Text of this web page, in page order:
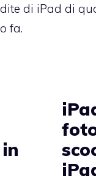
di iPad di
fa.